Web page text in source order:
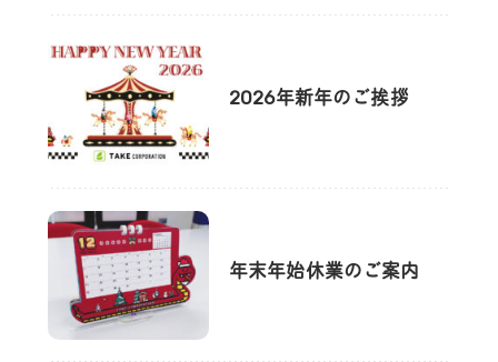
2026年新年のご挨拶
年末年始休業のご案内